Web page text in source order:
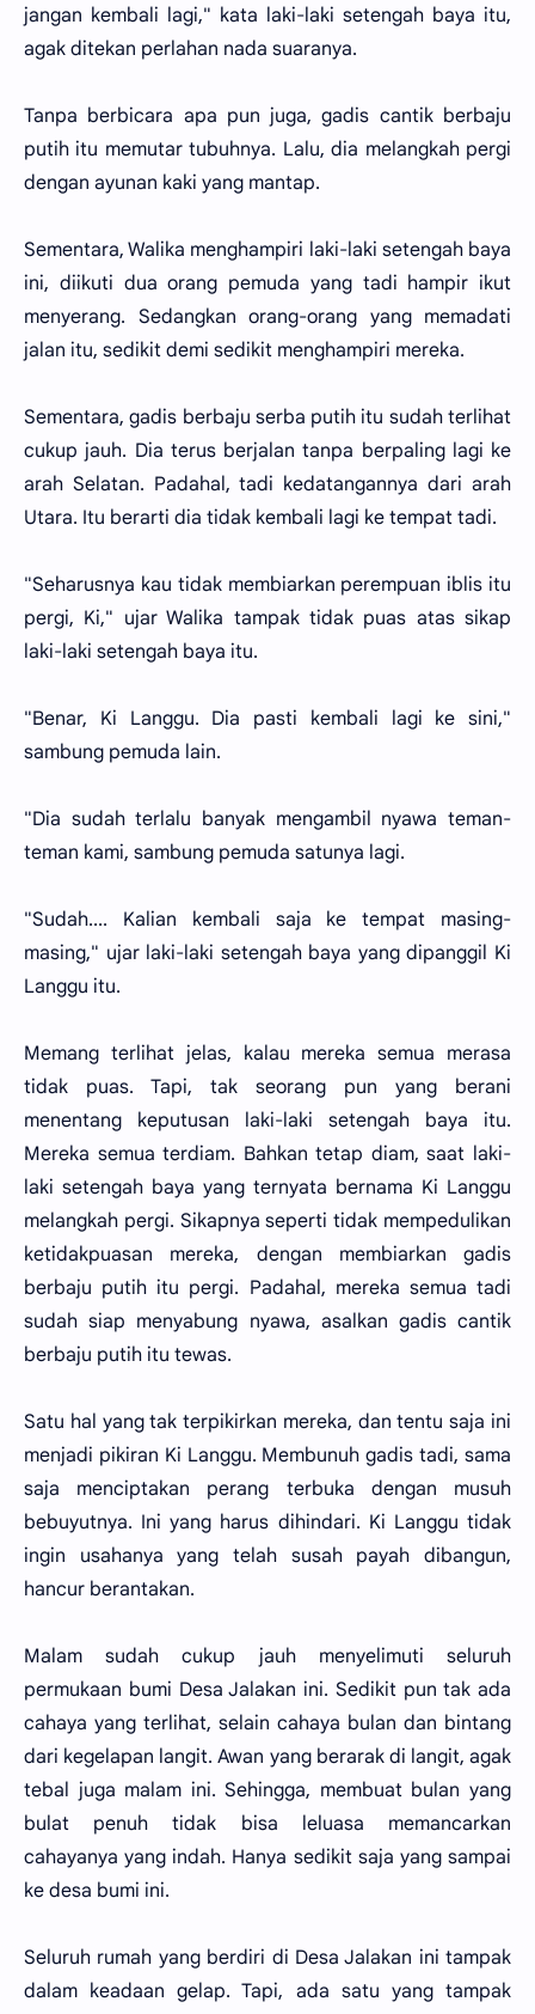
jangan kembali lagi," kata laki-laki setengah baya itu,
agak ditekan perlahan nada suaranya.
Tanpa berbicara apa pun juga, gadis cantik berbaju
putih itu memutar tubuhnya. Lalu, dia melangkah pergi
dengan ayunan kaki yang mantap.
Sementara, Walika menghampiri laki-laki setengah baya
ini, diikuti dua orang pemuda yang tadi hampir ikut
menyerang. Sedangkan orang-orang yang memadati
jalan itu, sedikit demi sedikit menghampiri mereka.
Sementara, gadis berbaju serba putih itu sudah terlihat
cukup jauh. Dia terus berjalan tanpa berpaling lagi ke
arah Selatan. Padahal, tadi kedatangannya dari arah
Utara. Itu berarti dia tidak kembali lagi ke tempat tadi.
"Seharusnya kau tidak membiarkan perempuan iblis itu
pergi, Ki," ujar Walika tampak tidak puas atas sikap
laki-laki setengah baya itu.
"Benar, Ki Langgu. Dia pasti kembali lagi ke sini,"
sambung pemuda lain.
"Dia sudah terlalu banyak mengambil nyawa teman-
teman kami, sambung pemuda satunya lagi.
"Sudah.... Kalian kembali saja ke tempat masing-
masing," ujar laki-laki setengah baya yang dipanggil Ki
Langgu itu.
Memang terlihat jelas, kalau mereka semua merasa
tidak puas. Tapi, tak seorang pun yang berani
menentang keputusan laki-laki setengah baya itu.
Mereka semua terdiam. Bahkan tetap diam, saat laki-
laki setengah baya yang ternyata bernama Ki Langgu
melangkah pergi. Sikapnya seperti tidak mempedulikan
ketidakpuasan mereka, dengan membiarkan gadis
berbaju putih itu pergi. Padahal, mereka semua tadi
sudah siap menyabung nyawa, asalkan gadis cantik
berbaju putih itu tewas.
Satu hal yang tak terpikirkan mereka, dan tentu saja ini
menjadi pikiran Ki Langgu. Membunuh gadis tadi, sama
saja menciptakan perang terbuka dengan musuh
bebuyutnya. Ini yang harus dihindari. Ki Langgu tidak
ingin usahanya yang telah susah payah dibangun,
hancur berantakan.
Malam sudah cukup jauh menyelimuti seluruh
permukaan bumi Desa Jalakan ini. Sedikit pun tak ada
cahaya yang terlihat, selain cahaya bulan dan bintang
dari kegelapan langit. Awan yang berarak di langit, agak
tebal juga malam ini. Sehingga, membuat bulan yang
bulat penuh tidak bisa leluasa memancarkan
cahayanya yang indah. Hanya sedikit saja yang sampai
ke desa bumi ini.
Seluruh rumah yang berdiri di Desa Jalakan ini tampak
dalam keadaan gelap. Tapi, ada satu yang tampak